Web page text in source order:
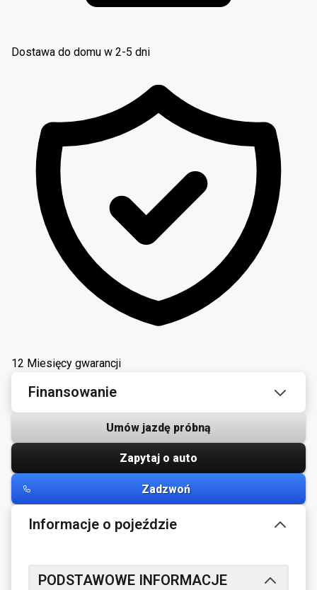
Dostawa do domu w 2-5 dni
12 Miesięcy gwarancji
Finansowanie
Umów jazdę próbną
Zapytaj o auto
Zadzwoń
Informacje o pojeździe
PODSTAWOWE INFORMACJE